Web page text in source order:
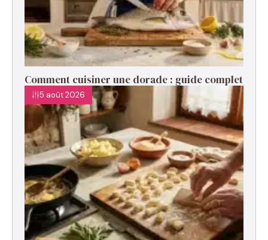
Comment cuisiner une dorade : guide complet
5 août 2026